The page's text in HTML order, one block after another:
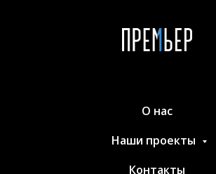
О нас
Наши проекты
Контакты